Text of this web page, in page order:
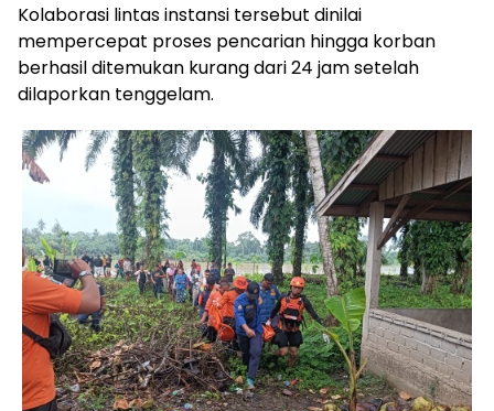
Kolaborasi lintas instansi tersebut dinilai
mempercepat proses pencarian hingga korban
berhasil ditemukan kurang dari 24 jam setelah
dilaporkan tenggelam.